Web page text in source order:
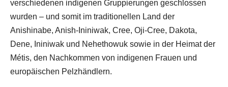
verschiedenen indigenen Gruppierungen geschlossen
wurden – und somit im traditionellen Land der
Anishinabe, Anish-Ininiwak, Cree, Oji-Cree, Dakota,
Dene, Ininiwak und Nehethowuk sowie in der Heimat der
Métis, den Nachkommen von indigenen Frauen und
europäischen Pelzhändlern.